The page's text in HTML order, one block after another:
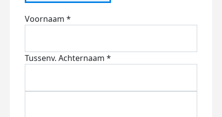
Voornaam *
Tussenv. Achternaam *